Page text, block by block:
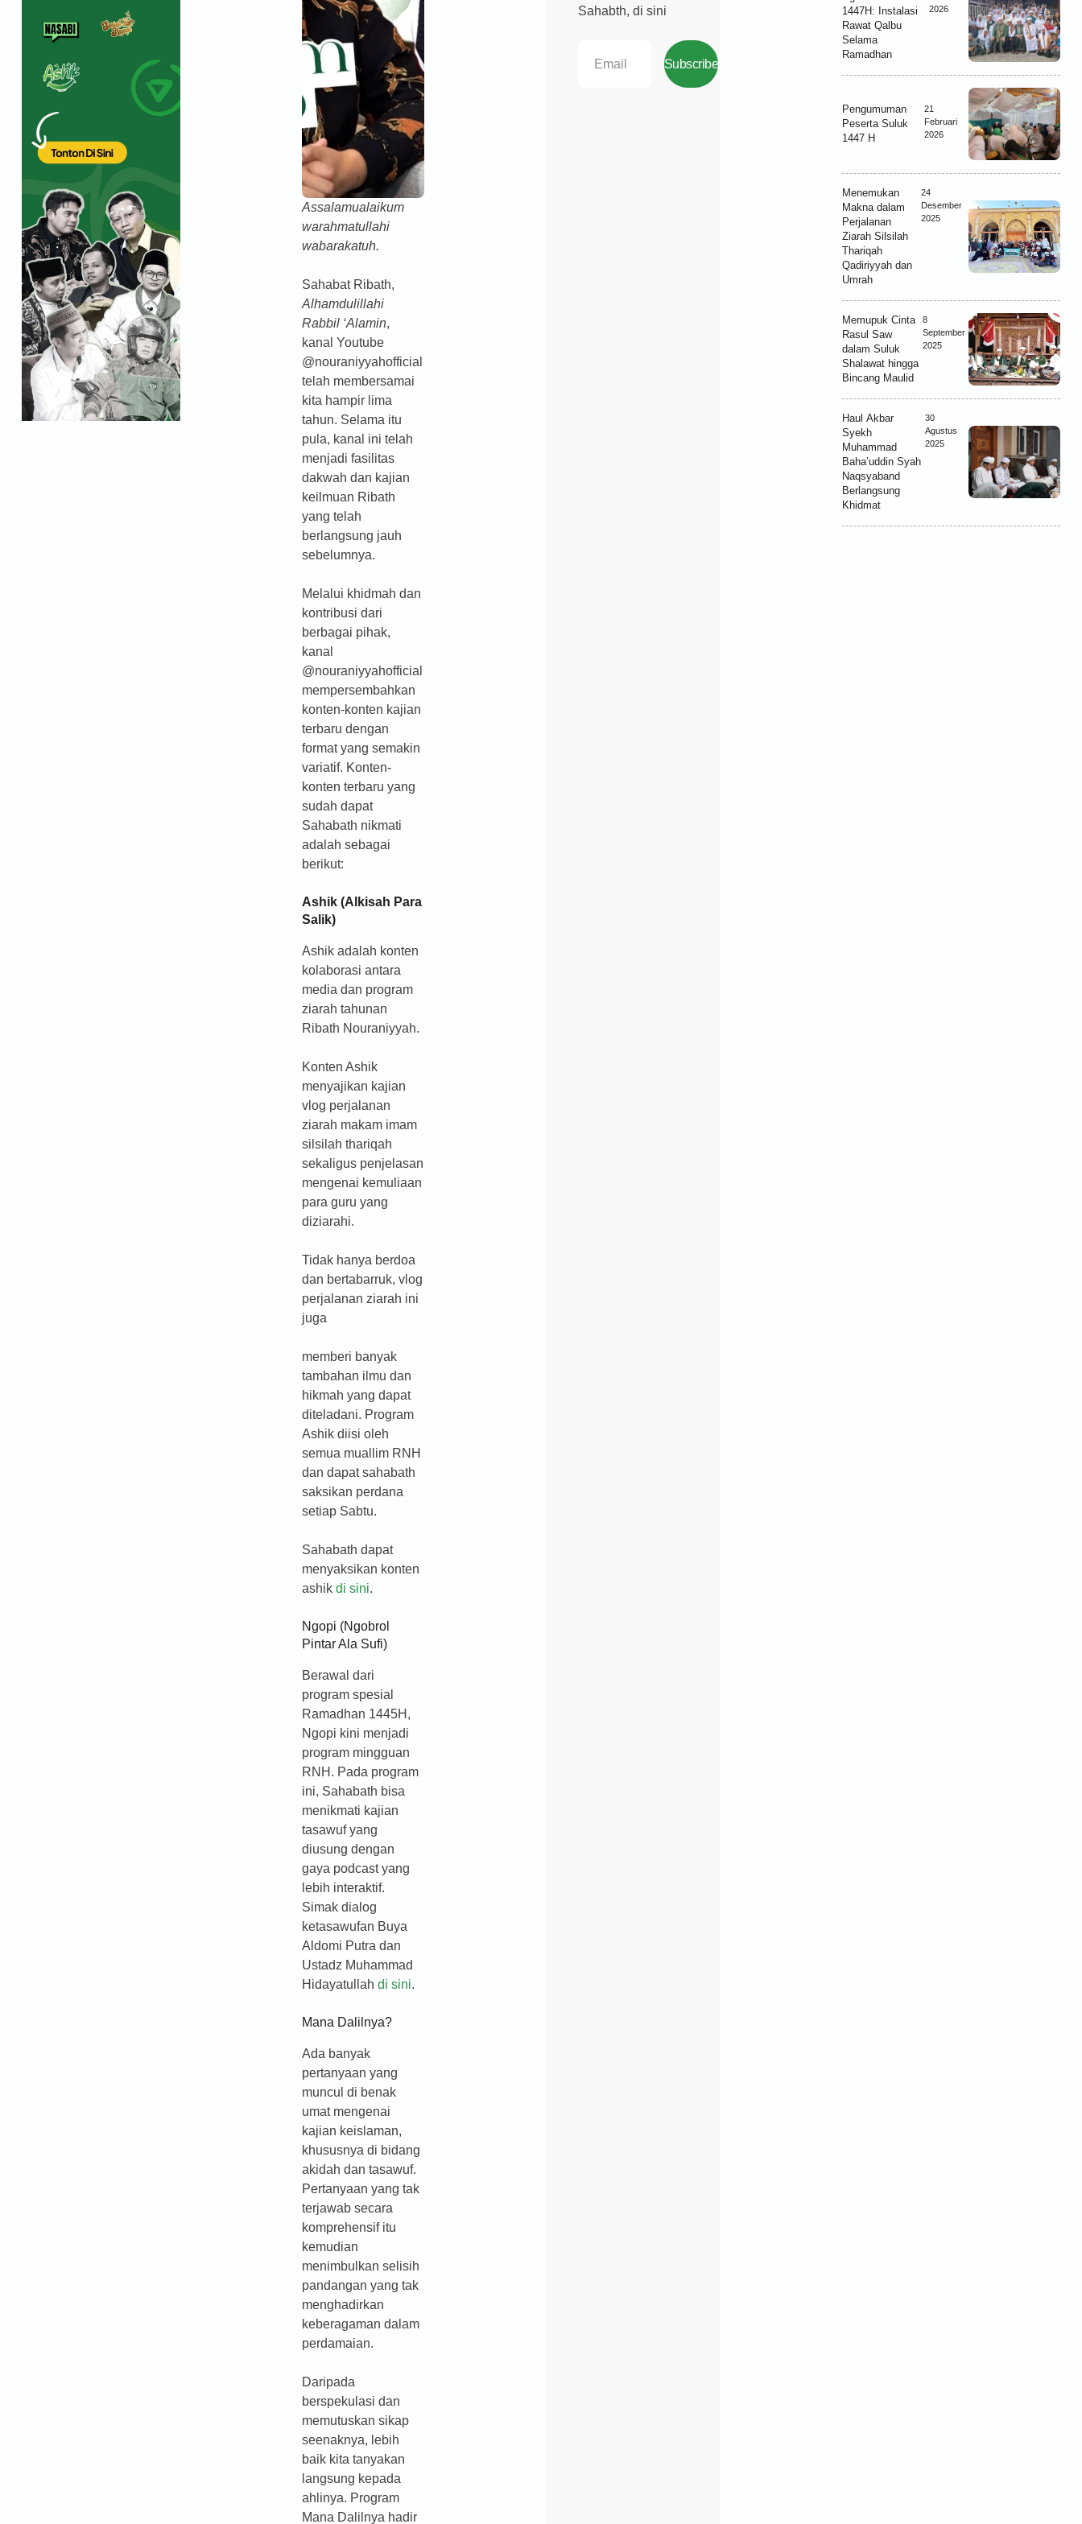
Assalamualaikum
warahmatullahi
wabarakatuh.
Sahabat Ribath,
Alhamdulillahi
Rabbil ‘Alamin,
kanal Youtube
@nouraniyyahofficial
telah membersamai
kita hampir lima
tahun. Selama itu
pula, kanal ini telah
menjadi fasilitas
dakwah dan kajian
keilmuan Ribath
yang telah
berlangsung jauh
sebelumnya.
Melalui khidmah dan
kontribusi dari
berbagai pihak,
kanal
@nouraniyyahofficial
mempersembahkan
konten-konten kajian
terbaru dengan
format yang semakin
variatif. Konten-
konten terbaru yang
sudah dapat
Sahabath nikmati
adalah sebagai
berikut:
Ashik (Alkisah Para
Salik)
Ashik adalah konten
kolaborasi antara
media dan program
ziarah tahunan
Ribath Nouraniyyah.
Konten Ashik
menyajikan kajian
vlog perjalanan
ziarah makam imam
silsilah thariqah
sekaligus penjelasan
mengenai kemuliaan
para guru yang
diziarahi.
Tidak hanya berdoa
dan bertabarruk, vlog
perjalanan ziarah ini
juga
memberi banyak
tambahan ilmu dan
hikmah yang dapat
diteladani. Program
Ashik diisi oleh
semua muallim RNH
dan dapat sahabath
saksikan perdana
setiap Sabtu.
Sahabath dapat
menyaksikan konten
ashikdi sini.
Ngopi (Ngobrol
Pintar Ala Sufi)
Berawal dari
program spesial
Ramadhan 1445H,
Ngopi kini menjadi
program mingguan
RNH. Pada program
ini, Sahabath bisa
menikmati kajian
tasawuf yang
diusung dengan
gaya podcast yang
lebih interaktif.
Simak dialog
ketasawufan Buya
Aldomi Putra dan
Ustadz Muhammad
Hidayatullahdi sini.
Mana Dalilnya?
Ada banyak
pertanyaan yang
muncul di benak
umat mengenai
kajian keislaman,
khususnya di bidang
akidah dan tasawuf.
Pertanyaan yang tak
terjawab secara
komprehensif itu
kemudian
menimbulkan selisih
pandangan yang tak
menghadirkan
keberagaman dalam
perdamaian.
Daripada
berspekulasi dan
memutuskan sikap
seenaknya, lebih
baik kita tanyakan
langsung kepada
ahlinya. Program
Mana Dalilnya hadir
Sahabth, di sini
Subscribe
1447H: Instalasi
Rawat Qalbu
Selama
Ramadhan
2026
Pengumuman
Peserta Suluk
1447 H
21
Februari
2026
Menemukan
Makna dalam
Perjalanan
Ziarah Silsilah
Thariqah
Qadiriyyah dan
Umrah
24
Desember
2025
Memupuk Cinta
Rasul Saw
dalam Suluk
Shalawat hingga
Bincang Maulid
8
September
2025
Haul Akbar
Syekh
Muhammad
Baha’uddin Syah
Naqsyaband
Berlangsung
Khidmat
30
Agustus
2025